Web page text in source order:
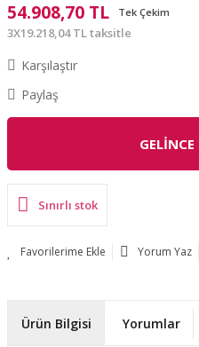
54.908,70 TL Tek Çekim
3X19.218,04 TL taksitle
Karşılaştır
Paylaş
GELİNCE
Sınırlı stok
Yorum Yaz
Ürün Bilgisi Yorumlar